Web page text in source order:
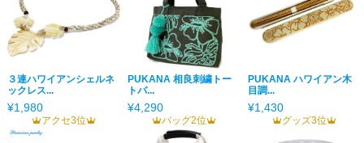
３連ハワイアンシェルネ
ックレス...
¥1,980
PUKANA 相良刺繍トー
トバ...
¥4,290
PUKANA ハワイアン木
目調...
¥1,430
アクセ3位 バッグ2位 グッズ3位